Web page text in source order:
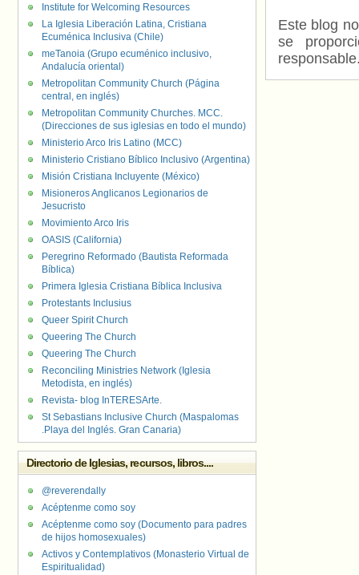
Este blog
se
Institute for Welcoming Resources
La Iglesia Liberación Latina, Cristiana
Ecuménica Inclusiva (Chile)
meTanoia (Grupo ecuménico inclusivo,
Andalucía oriental)
Metropolitan Community Church (Página
central, en inglés)
Metropolitan Community Churches. MCC.
(Direcciones de sus iglesias en todo el mundo)
Ministerio Arco Iris Latino (MCC)
Ministerio Cristiano Bíblico Inclusivo (Argentina)
Misión Cristiana Incluyente (México)
Misioneros Anglicanos Legionarios de
Jesucristo
Movimiento Arco Iris
OASIS (California)
Peregrino Reformado (Bautista Reformada
Bíblica)
Primera Iglesia Cristiana Bíblica Inclusiva
Protestants Inclusius
Queer Spirit Church
Queering The Church
Queering The Church
Reconciling Ministries Network (Iglesia
Metodista, en inglés)
Revista- blog InTERESArte.
St Sebastians Inclusive Church (Maspalomas
.Playa del Inglés. Gran Canaria)
Directorio de Iglesias, recursos, libros....
@reverendally
Acéptenme como soy
Acéptenme como soy (Documento para padres
de hijos homosexuales)
Activos y Contemplativos (Monasterio Virtual de
Espiritualidad)